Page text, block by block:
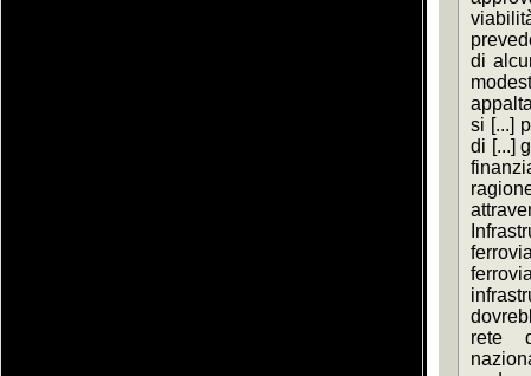
di
si [...]
di [...]
rete